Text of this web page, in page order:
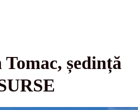
ședință